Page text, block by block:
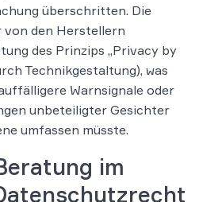
überschritten. Die
den Herstellern
des Prinzips „Privacy by
Technikgestaltung), was
Warnsignale oder
unbeteiligter Gesichter
umfassen müsste.
im